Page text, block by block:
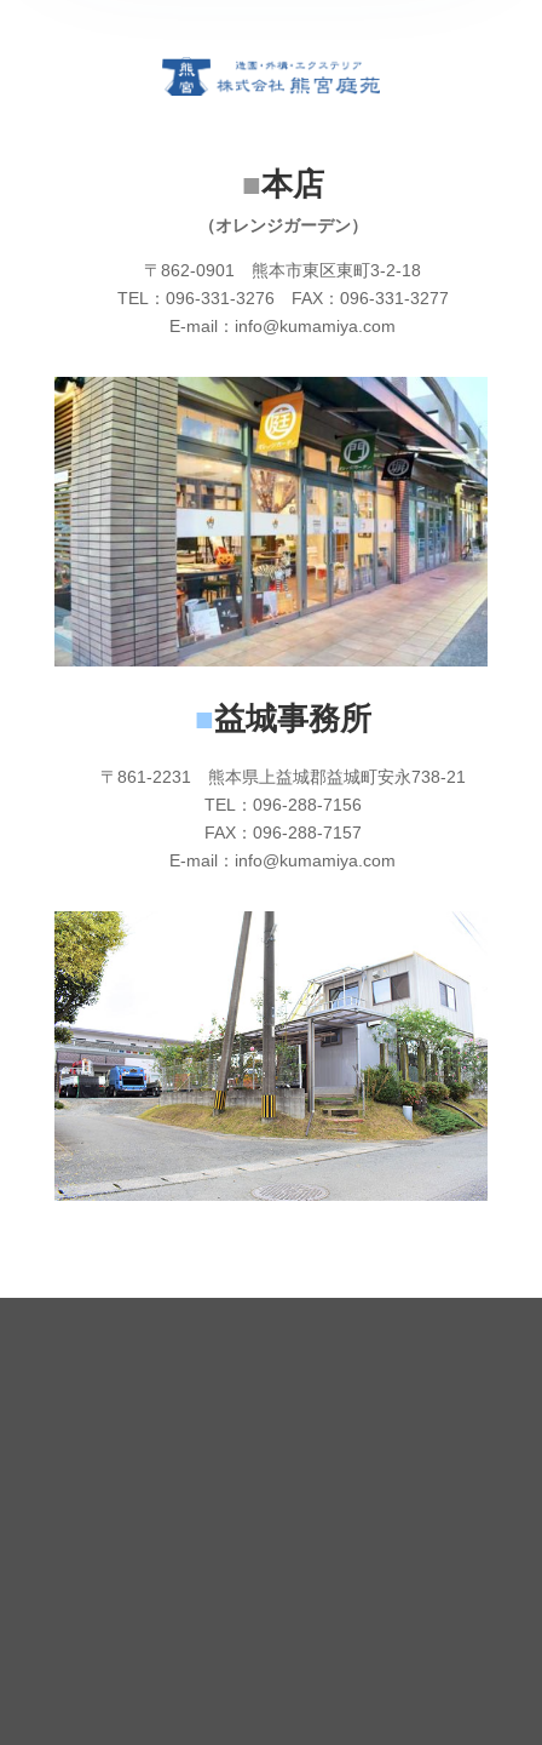
■本店
（オレンジガーデン）
〒862-0901 熊本市東区東町3-2-18
TEL：096-331-3276 FAX：096-331-3277
E-mail：info@kumamiya.com
■益城事務所
〒861-2231 熊本県上益城郡益城町安永738-21
TEL：096-288-7156
FAX：096-288-7157
E-mail：info@kumamiya.com